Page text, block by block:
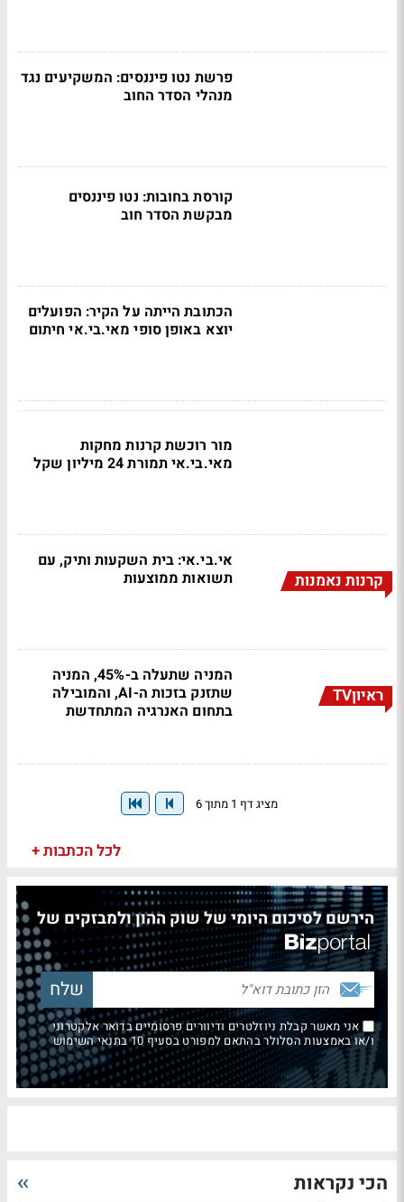
פרשת נטו פיננסים: המשקיעים נגד
מנהלי הסדר החוב
קורסת בחובות: נטו פיננסים
מבקשת הסדר חוב
הכתובת הייתה על הקיר: הפועלים
יוצא באופן סופי מאי.בי.אי חיתום
מור רוכשת קרנות מחקות
מאי.בי.אי תמורת 24 מיליון שקל
קרנות נאמנות
אי.בי.אי: בית השקעות ותיק, עם
תשואות ממוצעות
ראיוןTV
המניה שתעלה ב-45%, המניה
שתזנק בזכות ה-AI, והמובילה
בתחום האנרגיה המתחדשת
מציג דף 1 מתוך 6
לכל הכתבות +
הירשם לסיכום היומי של שוק ההון ולמבזקים של
אני מאשר קבלת ניוזלטרים ודיוורים פרסומיים בדואר אלקטרוני
ו/או באמצעות הסלולר בהתאם למפורט בסעיף 10 בתנאי השימוש
הכי נקראות